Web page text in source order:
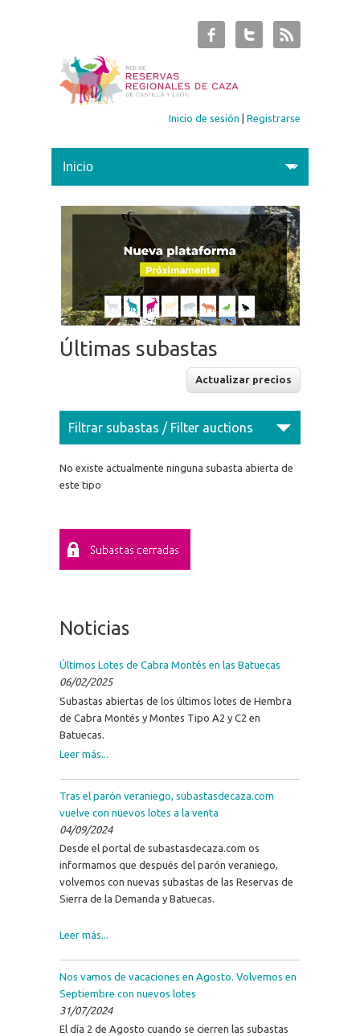
Inicio de sesión |Registrarse
Últimas subastas
Filtrar subastas / Filter auctions
No existe actualmente ninguna subasta abierta de
este tipo
Noticias
Últimos Lotes de Cabra Montés en las Batuecas
06/02/2025
Subastas abiertas de los últimos lotes de Hembra
de Cabra Montés y Montes Tipo A2 y C2 en
Batuecas.
Leer más...
Tras el parón veraniego, subastasdecaza.com
vuelve con nuevos lotes a la venta
04/09/2024
Desde el portal de subastasdecaza.com os
informamos que después del parón veraniego,
volvemos con nuevas subastas de las Reservas de
Sierra de la Demanda y Batuecas.
Leer más...
Nos vamos de vacaciones en Agosto. Volvemos en
Septiembre con nuevos lotes
31/07/2024
El día 2 de Agosto cuando se cierren las subastas